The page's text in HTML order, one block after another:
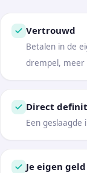
Vertrouwd
Betalen in de
drempel, meer
Direct
Een geslaagde
Je eigen geld